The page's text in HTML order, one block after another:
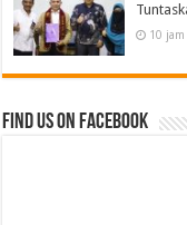
10 jam
Find us on Facebook